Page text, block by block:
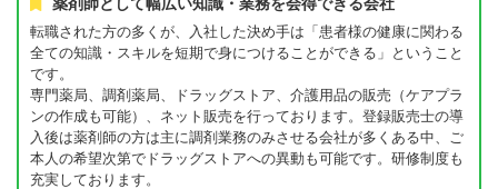
転職された方の多くが、入社した決め手は「患者様の健康に関わる
全ての知識・スキルを短期で身につけることができる」ということ
です。
専門薬局、調剤薬局、ドラッグストア、介護用品の販売（ケアプラ
ンの作成も可能）、ネット販売を行っております。登録販売士の導
入後は薬剤師の方は主に調剤業務のみさせる会社が多くある中、ご
本人の希望次第でドラッグストアへの異動も可能です。研修制度も
充実しております。